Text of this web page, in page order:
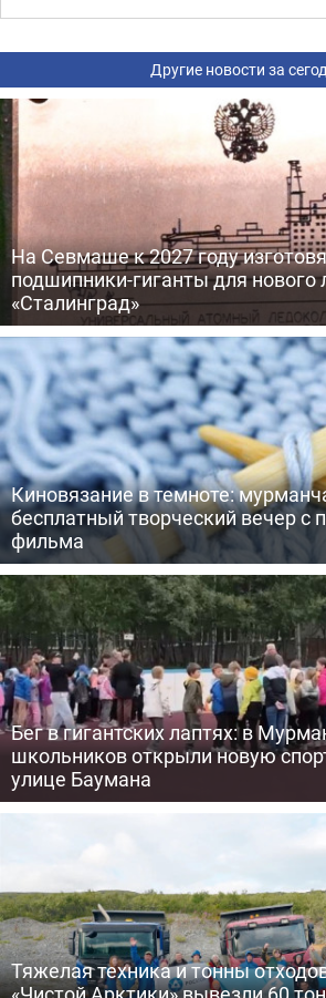
Другие новости за
На Севмаше к 2027 году
подшипники-гиганты для нового
«Сталинград»
Киновязание в темноте:
бесплатный творческий вечер с
фильма
Бег в гигантских лаптях: в
школьников открыли новую
улице Баумана
Тяжелая техника и тонны